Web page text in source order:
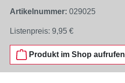
Artikelnummer: 029025
Listenpreis: 9,95 €
Produkt im Shop aufrufen